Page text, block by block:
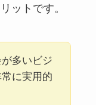
ットです。
多いビジ
に実用的